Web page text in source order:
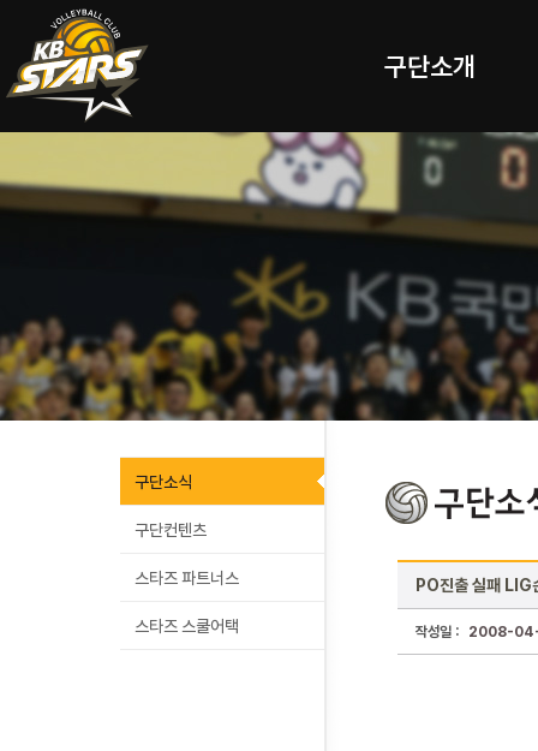
구단소개
구단소식
구단컨텐츠
스타즈 파트너스
스타즈 스쿨어택
PO진출 실패 LIG
작성일 : 2008-